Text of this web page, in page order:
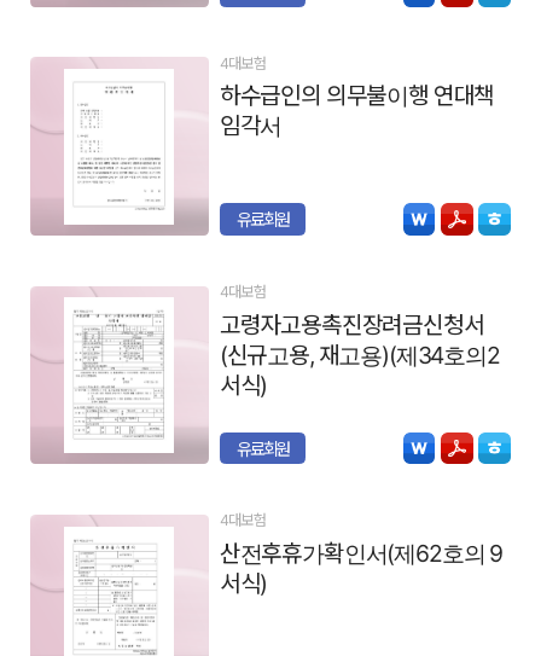
4대보험
하수급인의 의무불이행 연대책
임각서
유료회원
4대보험
고령자고용촉진장려금신청서
(신규고용, 재고용)(제34호의2
서식)
유료회원
4대보험
산전후휴가확인서(제62호의 9
서식)